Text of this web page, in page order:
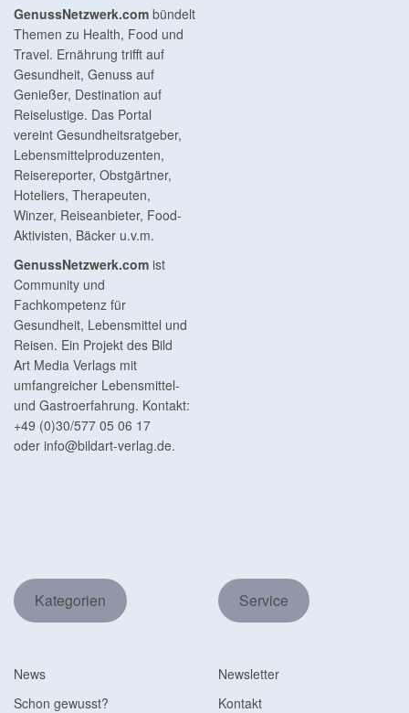
GenussNetzwerk.com bündelt
Themen zu Health, Food und
Travel. Ernährung trifft auf
Gesundheit, Genuss auf
Genießer, Destination auf
Reiselustige. Das Portal
vereint Gesundheitsratgeber,
Lebensmittelproduzenten,
Reisereporter, Obstgärtner,
Hoteliers, Therapeuten,
Winzer, Reiseanbieter, Food-
Aktivisten, Bäcker u.v.m.
GenussNetzwerk.com ist
Community und
Fachkompetenz für
Gesundheit, Lebensmittel und
Reisen. Ein Projekt des Bild
Art Media Verlags mit
umfangreicher Lebensmittel-
und Gastroerfahrung. Kontakt:
+49 (0)30/577 05 06 17
oder info@bildart-verlag.de.
Kategorien
News
Schon gewusst?
Service
Newsletter
Kontakt